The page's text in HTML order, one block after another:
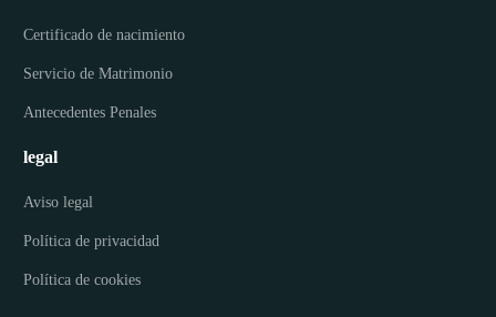
Certificado de nacimiento
Servicio de Matrimonio
Antecedentes Penales
legal
Aviso legal
Política de privacidad
Política de cookies